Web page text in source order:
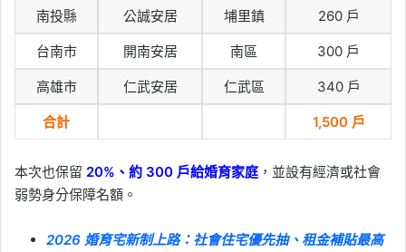
南投縣 公誠安居 埔里鎮 260 戶
台南市 開南安居 南區 300 戶
高雄市 仁武安居 仁武區 340 戶
合計 1,500 戶
本次也保留 20%、約 300 戶給婚育家庭 ，並設有經濟或社會
弱勢身分保障名額。
2026 婚育宅新制上路：社會住宅優先抽、租金補貼最高